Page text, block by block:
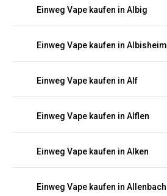
Einweg Vape kaufen in Albig
Einweg Vape kaufen in Albisheim
Einweg Vape kaufen in Alf
Einweg Vape kaufen in Alflen
Einweg Vape kaufen in Alken
Einweg Vape kaufen in Allenbach